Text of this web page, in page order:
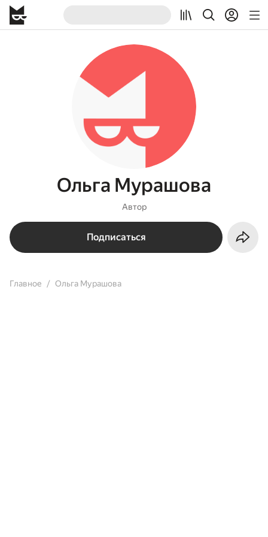
Ольга Мурашова
Автор
Подписаться
Главное Ольга Мурашова